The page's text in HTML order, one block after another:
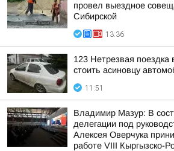
провел выездное
Сибирской
13:36
123 Нетрезвая поездка
стоить асиновцу
11:51
Владимир Мазур: В
делегации под
Алексея Оверчука
работе VIII Кыргызско-